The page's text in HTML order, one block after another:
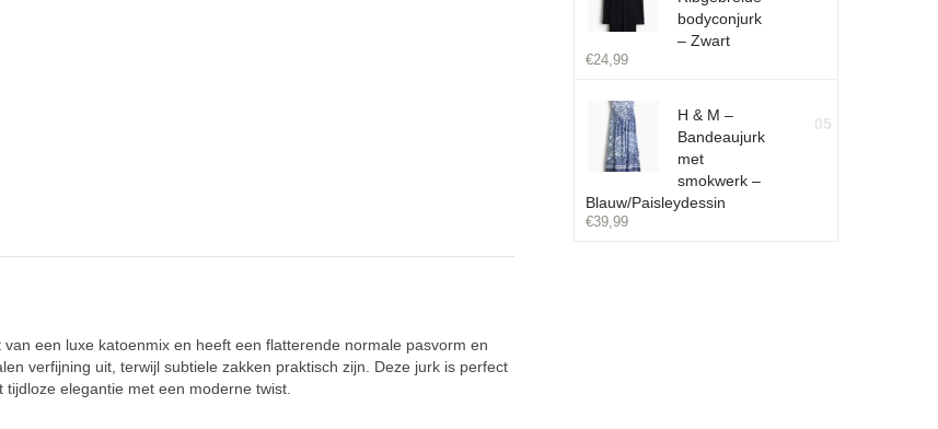
een luxe katoenmix en heeft een flatterende normale pasvorm en
verfijning uit, terwijl subtiele zakken praktisch zijn. Deze jurk is perfect
elegantie met een moderne twist.
bodyconjurk
– Zwart
€24,99
H & M –
Bandeaujurk
met
smokwerk –
Blauw/Paisleydessin
€39,99
05